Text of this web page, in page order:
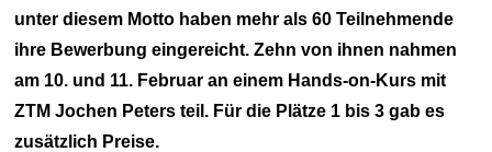
unter diesem Motto haben mehr als 60 Teilnehmende
ihre Bewerbung eingereicht. Zehn von ihnen nahmen
am 10. und 11. Februar an einem Hands-on-Kurs mit
ZTM Jochen Peters teil. Für die Plätze 1 bis 3 gab es
zusätzlich Preise.